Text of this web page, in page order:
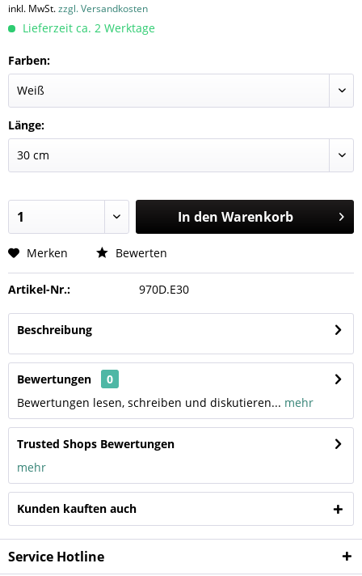
inkl. MwSt.zzgl. Versandkosten
Lieferzeit ca. 2 Werktage
Farben:
Länge:
In den Warenkorb
Merken Bewerten
Artikel-Nr.: 970D.E30
Beschreibung
Bewertungen
0
Bewertungen lesen, schreiben und diskutieren... mehr
Trusted Shops Bewertungen
mehr
Kunden kauften auch
Service Hotline